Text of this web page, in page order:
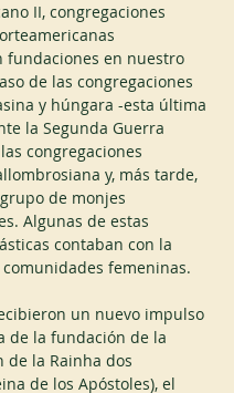
II, congregaciones
fundaciones en nuestro
de las congregaciones
y húngara -esta última
la Segunda Guerra
congregaciones
y, más tarde,
de monjes
Algunas de estas
contaban con la
femeninas.
un nuevo impulso
de la fundación de la
de la Rainha dos
de los Apóstoles), el